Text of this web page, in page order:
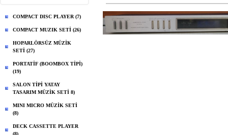
COMPACT DISC PLAYER (7)
COMPACT MUZIK SETİ (26)
HOPARLÖRSÜZ MÜZİK
SETİ (27)
PORTATİF (BOOMBOX TİPİ)
(19)
SALON TİPİ YATAY
TASARIM MÜZİK SETİ 8)
MINI MICRO MÜZİK SETİ
(8)
DECK CASSETTE PLAYER
(8)